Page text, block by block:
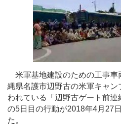
米軍基地建設のための工事車
縄県名護市辺野古の米軍キャ
われている「辺野古ゲート前連
の5日目の行動が2018年4月27
た。